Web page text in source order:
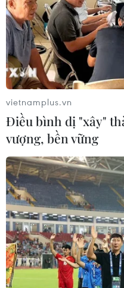
Niềm vui của các cầu thủ
cản phá thành công
vietnamplus.vn
Điều bình dị "xây"
vượng, bền vững